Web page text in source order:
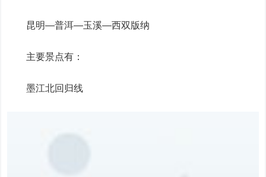
昆明—普洱—玉溪—西双版纳
主要景点有：
墨江北回归线